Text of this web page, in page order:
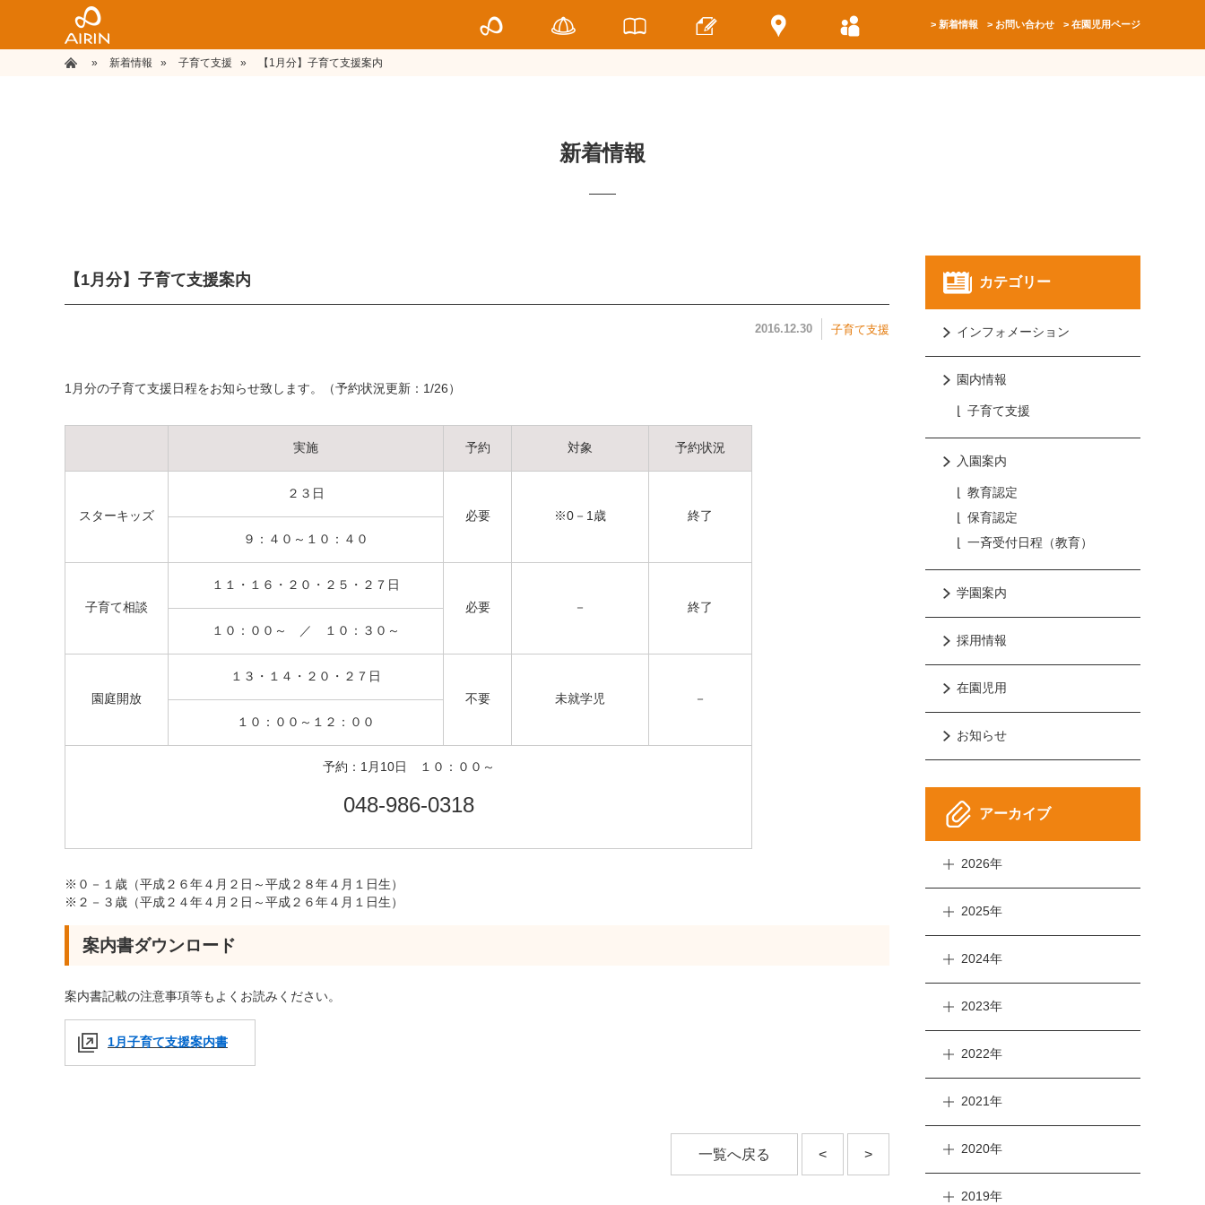
新着情報 お問い合わせ 在園児用ページ
ホーム
» 新着情報 » 子育て支援 » 【1月分】子育て支援案内
新着情報
【1月分】子育て支援案内
2016.12.30 子育て支援
1月分の子育て支援日程をお知らせ致します。（予約状況更新：1/26）
実施 予約 対象 予約状況
スターキッズ
２３日
必要
※0－1歳
終了
９：４０～１０：４０
子育て相談
１１・１６・２０・２５・２７日
必要
－
終了
１０：００～ ／ １０：３０～
園庭開放
１３・１４・２０・２７日
不要
未就学児
－
１０：００～１２：００
予約：1月10日 １０：００～
048-986-0318
※０－１歳（平成２６年４月２日～平成２８年４月１日生）
※２－３歳（平成２４年４月２日～平成２６年４月１日生）
案内書ダウンロード
案内書記載の注意事項等もよくお読みください。
1月子育て支援案内書
一覧へ戻る < >
カテゴリー
インフォメーション
園内情報
子育て支援
入園案内
教育認定
保育認定
一斉受付日程（教育）
学園案内
採用情報
在園児用
お知らせ
アーカイブ
2026年
2025年
2024年
2023年
2022年
2021年
2020年
2019年